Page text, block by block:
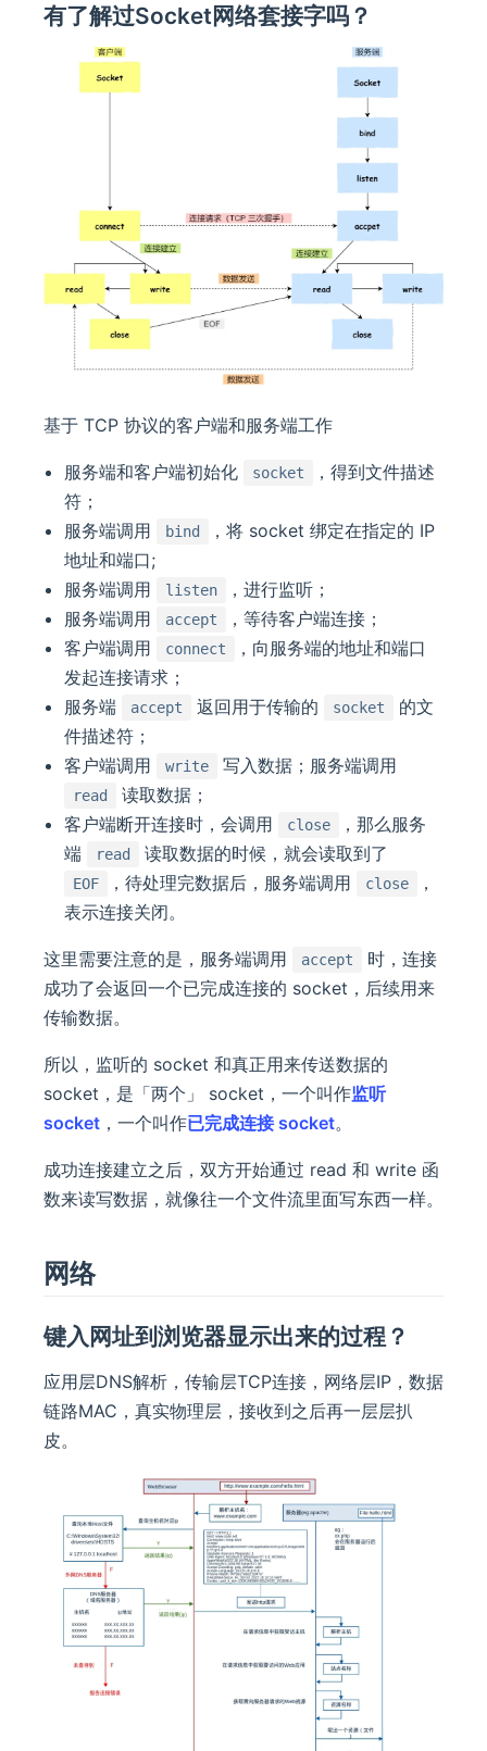
有了解过Socket网络套接字吗？
基于 TCP 协议的客户端和服务端工作
服务端和客户端初始化 socket
，得到文件描述
符；
服务端调用
bind
，将 socket 绑定在指定的 IP
地址和端口;
服务端调用
listen
，进行监听；
服务端调用
accept
，等待客户端连接；
客户端调用
connect
，向服务端的地址和端口
发起连接请求；
服务端
accept 返回用于传输的 socket
的文
件描述符；
客户端调用
write 写入数据；服务端调用
read
读取数据；
客户端断开连接时，会调用
close
，那么服务
端
read 读取数据的时候，就会读取到了
EOF ，待处理完数据后，服务端调用 close
，
表示连接关闭。
这里需要注意的是，服务端调用 accept
时，连接
成功了会返回一个已完成连接的 socket，后续用来
传输数据。
所以，监听的 socket 和真正用来传送数据的
socket，是「两个」 socket，一个叫作监听
socket ，一个叫作已完成连接 socket。
成功连接建立之后，双方开始通过 read 和 write 函
数来读写数据，就像往一个文件流里面写东西一样。
网络
键入网址到浏览器显示出来的过程？
应用层DNS解析，传输层TCP连接，网络层IP，数据
链路MAC，真实物理层，接收到之后再一层层扒
皮。